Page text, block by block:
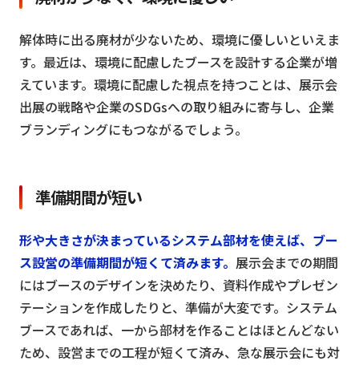
解体時に出る廃材が少ないため、環境に優しいといえま
す。最近は、環境に配慮したブースを設計する企業が増
えています。環境に配慮した視点を持つことは、展示会
出展の戦略や企業のSDGsへの取り組みに寄与し、企業
ブランディングにもつながるでしょう。
準備期間が短い
形や大きさが決まっているシステム部材を使えば、ブー
ス設営の準備期間が短くて済みます。 展示会までの期間
にはブースのデザインを決めたり、資料作成やプレゼン
テーションを作成したりと、準備が大変です。システム
ブースであれば、一から部材を作ることはほとんどない
ため、設営までの工程が短くて済み、急な展示会にも対